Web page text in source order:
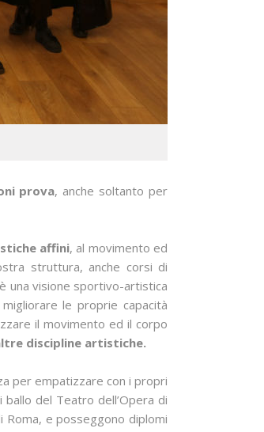
prova, anche soltanto per
affini, al movimento ed
struttura, anche corsi di
una visione sportivo-artistica
le proprie capacità
il movimento ed il corpo
discipline artistiche.
per empatizzare con i propri
del Teatro dell’Opera di
Roma, e posseggono diplomi